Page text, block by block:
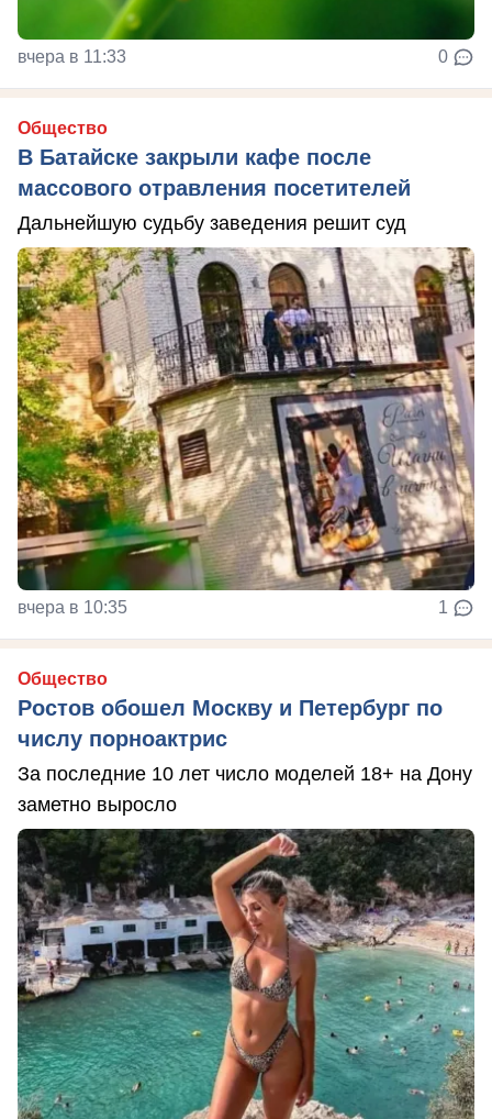
вчера в 11:33 0
Общество
В Батайске закрыли кафе после
массового отравления посетителей
Дальнейшую судьбу заведения решит суд
вчера в 10:35 1
Общество
Ростов обошел Москву и Петербург по
числу порноактрис
За последние 10 лет число моделей 18+ на Дону
заметно выросло